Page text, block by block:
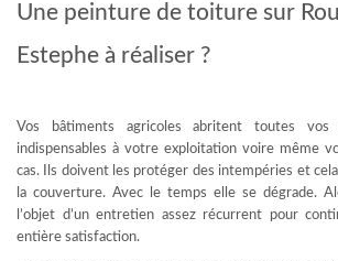
Une peinture de toiture sur
Estephe à réaliser ?
Vos bâtiments agricoles abritent toutes vos
indispensables à votre exploitation voire même
cas. Ils doivent les protéger des intempéries et
la couverture. Avec le temps elle se dégrade.
l’objet d’un entretien assez récurrent pour
entière satisfaction.